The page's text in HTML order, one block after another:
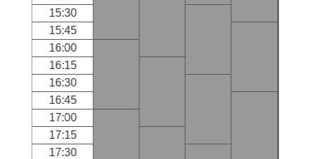
15:30
15:45
16:00
16:15
16:30
16:45
17:00
17:15
17:30